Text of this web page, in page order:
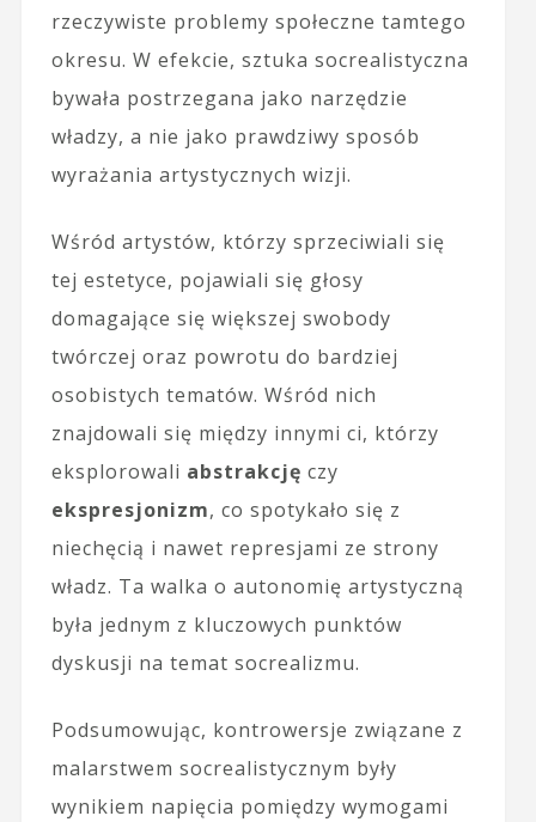
rzeczywiste problemy społeczne tamtego
okresu. W efekcie, sztuka socrealistyczna
bywała postrzegana jako narzędzie
władzy, a nie jako prawdziwy sposób
wyrażania artystycznych wizji.
Wśród artystów, którzy sprzeciwiali się
tej estetyce, pojawiali się głosy
domagające się większej swobody
twórczej oraz powrotu do bardziej
osobistych tematów. Wśród nich
znajdowali się między innymi ci, którzy
eksplorowali abstrakcję czy
ekspresjonizm, co spotykało się z
niechęcią i nawet represjami ze strony
władz. Ta walka o autonomię artystyczną
była jednym z kluczowych punktów
dyskusji na temat socrealizmu.
Podsumowując, kontrowersje związane z
malarstwem socrealistycznym były
wynikiem napięcia pomiędzy wymogami